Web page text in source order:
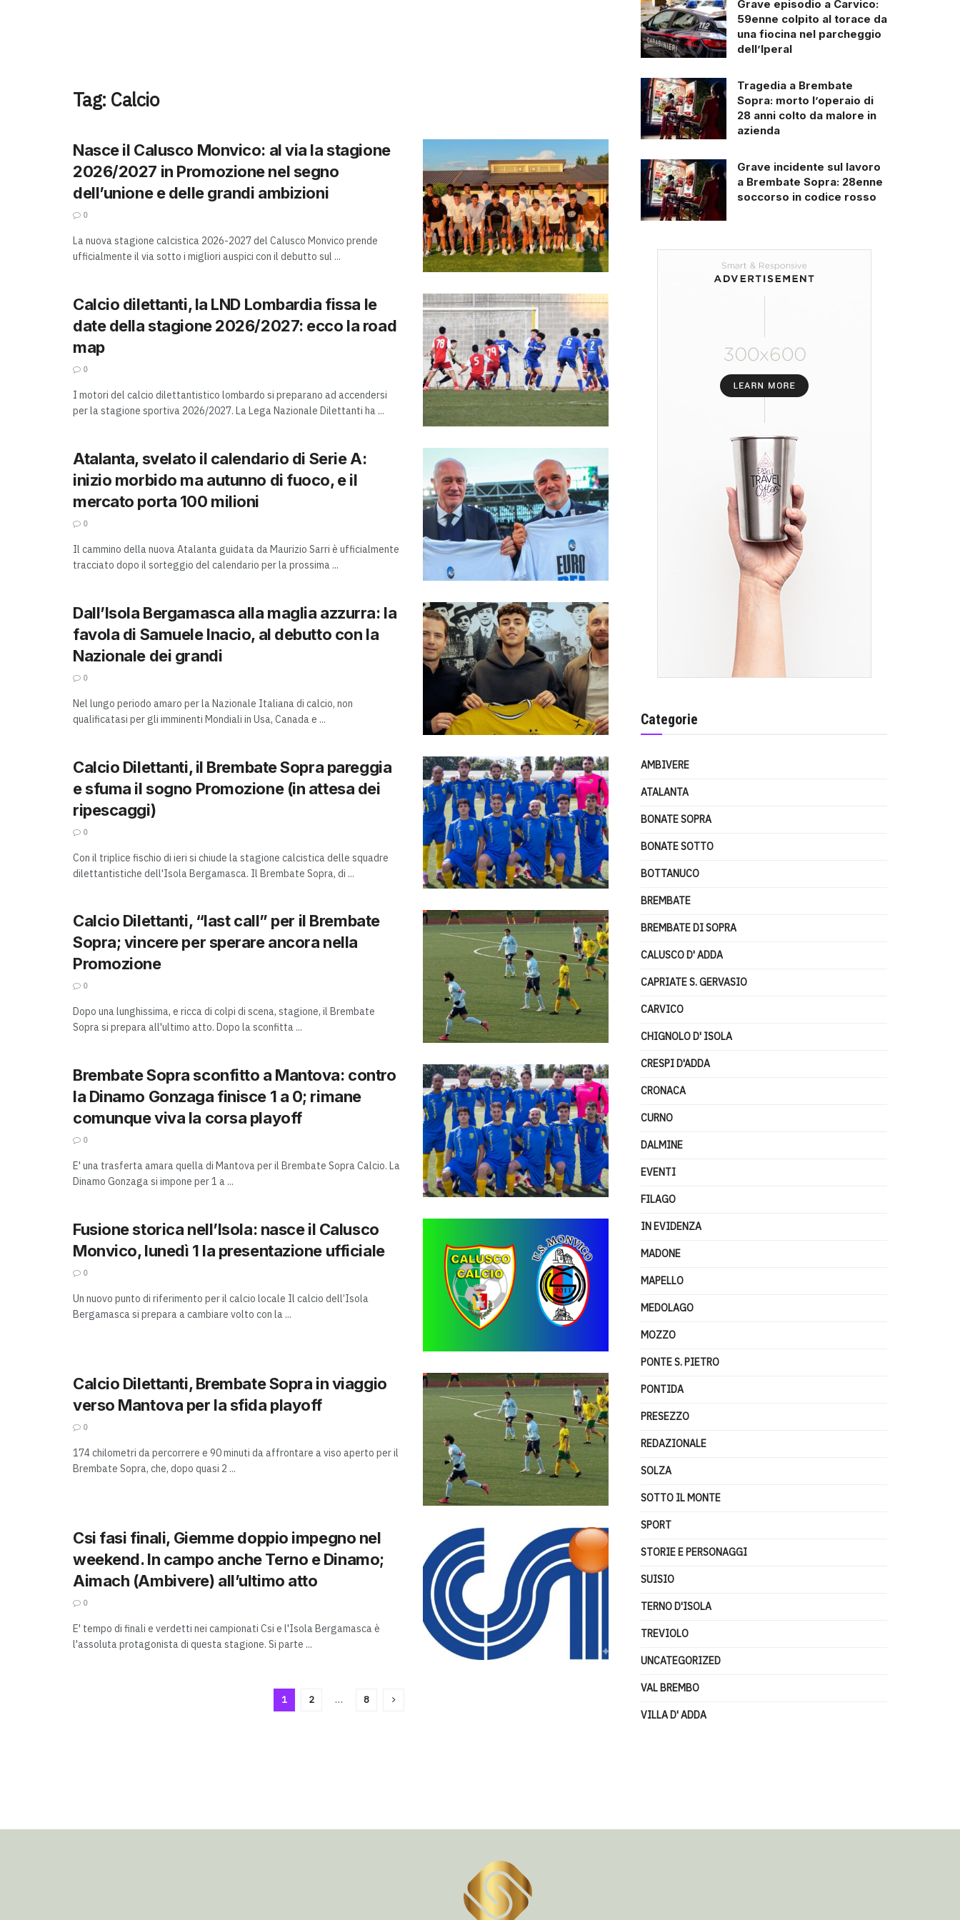
Tag: Calcio
Nasce il Calusco Monvico: al via la stagione
2026/2027 in Promozione nel segno
dell’unione e delle grandi ambizioni
0
La nuova stagione calcistica 2026-2027 del Calusco Monvico prende
ufficialmente il via sotto i migliori auspici con il debutto sul ...
Calcio dilettanti, la LND Lombardia fissa le
date della stagione 2026/2027: ecco la road
map
0
I motori del calcio dilettantistico lombardo si preparano ad accendersi
per la stagione sportiva 2026/2027. La Lega Nazionale Dilettanti ha ...
Atalanta, svelato il calendario di Serie A:
inizio morbido ma autunno di fuoco, e il
mercato porta 100 milioni
0
Il cammino della nuova Atalanta guidata da Maurizio Sarri è ufficialmente
tracciato dopo il sorteggio del calendario per la prossima ...
Dall’Isola Bergamasca alla maglia azzurra: la
favola di Samuele Inacio, al debutto con la
Nazionale dei grandi
0
Nel lungo periodo amaro per la Nazionale Italiana di calcio, non
qualificatasi per gli imminenti Mondiali in Usa, Canada e ...
Calcio Dilettanti, il Brembate Sopra pareggia
e sfuma il sogno Promozione (in attesa dei
ripescaggi)
0
Con il triplice fischio di ieri si chiude la stagione calcistica delle squadre
dilettantistiche dell'Isola Bergamasca. Il Brembate Sopra, di ...
Calcio Dilettanti, “last call” per il Brembate
Sopra; vincere per sperare ancora nella
Promozione
0
Dopo una lunghissima, e ricca di colpi di scena, stagione, il Brembate
Sopra si prepara all'ultimo atto. Dopo la sconfitta ...
Brembate Sopra sconfitto a Mantova: contro
la Dinamo Gonzaga finisce 1 a 0; rimane
comunque viva la corsa playoff
0
E' una trasferta amara quella di Mantova per il Brembate Sopra Calcio. La
Dinamo Gonzaga si impone per 1 a ...
Fusione storica nell’Isola: nasce il Calusco
Monvico, lunedì 1 la presentazione ufficiale
0
Un nuovo punto di riferimento per il calcio locale Il calcio dell’Isola
Bergamasca si prepara a cambiare volto con la ...
Calcio Dilettanti, Brembate Sopra in viaggio
verso Mantova per la sfida playoff
0
174 chilometri da percorrere e 90 minuti da affrontare a viso aperto per il
Brembate Sopra, che, dopo quasi 2 ...
Csi fasi finali, Giemme doppio impegno nel
weekend. In campo anche Terno e Dinamo;
Aimach (Ambivere) all’ultimo atto
0
E' tempo di finali e verdetti nei campionati Csi e l'Isola Bergamasca è
l'assoluta protagonista di questa stagione. Si parte ...
1 2 … 8
Grave episodio a Carvico:
59enne colpito al torace da
una fiocina nel parcheggio
dell’Iperal
Tragedia a Brembate
Sopra: morto l’operaio di
28 anni colto da malore in
azienda
Grave incidente sul lavoro
a Brembate Sopra: 28enne
soccorso in codice rosso
Categorie
AMBIVERE
ATALANTA
BONATE SOPRA
BONATE SOTTO
BOTTANUCO
BREMBATE
BREMBATE DI SOPRA
CALUSCO D' ADDA
CAPRIATE S. GERVASIO
CARVICO
CHIGNOLO D' ISOLA
CRESPI D'ADDA
CRONACA
CURNO
DALMINE
EVENTI
FILAGO
IN EVIDENZA
MADONE
MAPELLO
MEDOLAGO
MOZZO
PONTE S. PIETRO
PONTIDA
PRESEZZO
REDAZIONALE
SOLZA
SOTTO IL MONTE
SPORT
STORIE E PERSONAGGI
SUISIO
TERNO D'ISOLA
TREVIOLO
UNCATEGORIZED
VAL BREMBO
VILLA D' ADDA